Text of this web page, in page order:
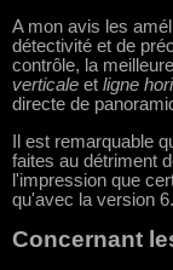
A mon avis les
détectivité et de
contrôle, la
verticale et ligne
directe de
Il est remarquable
faites au détriment
l'impression que
qu'avec la version 6.
Concernant